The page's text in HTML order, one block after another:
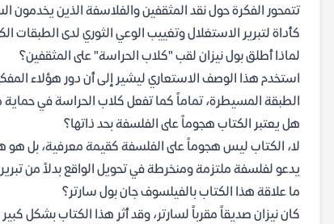
تتمحور الفكرة حول نقد المثقفين والفلاسفة الذين يخدمون
كأداة لتبرير الاستغلال وتغييب الوعي الثوري لدى الطبقات
لماذا أطلق بول نيزان لقب "كلاب الحراسة" على المثقفين؟
استخدم هذا الوصف الاستعاري ليشير إلى أن دور هؤلاء
الطبقة المسيطرة، تماماً كما تفعل كلاب الحراسة في حماية
هل يعتبر الكتاب هجوماً على الفلسفة بحد ذاتها؟
لا، الكتاب ليس هجوماً على الفلسفة كقيمة معرفية، بل هو
يدعو لفلسفة ملتزمة ومنخرطة في تحويل الواقع بدلاً من
ما علاقة هذا الكتاب بالفيلسوف جان بول سارتر؟
كان نيزان صديقاً مقرباً لسارتر، وقد أثر هذا الكتاب بشكل